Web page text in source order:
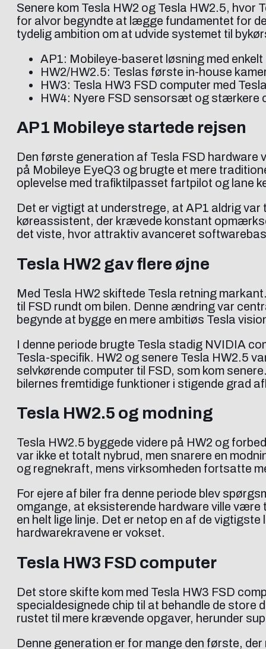
Senere kom Tesla HW2 og Tesla HW2.5,
for alvor begyndte at lægge fundamentet for
tydelig ambition om at udvide systemet til
AP1: Mobileye-baseret løsning med
HW2/HW2.5: Teslas første in-house
HW3: Tesla HW3 FSD computer med
HW4: Nyere FSD sensorsæt og stærkere
AP1 Mobileye startede rejsen
Den første generation af Tesla FSD
på Mobileye EyeQ3 og brugte et mere
oplevelse med trafiktilpasset fartpilot og lane
Det er vigtigt at understrege, at AP1 aldrig
køreassistent, der krævede konstant
det viste, hvor attraktiv avanceret
Tesla HW2 gav flere øjne
Med Tesla HW2 skiftede Tesla retning
til FSD rundt om bilen. Denne ændring var
begynde at bygge en mere ambitiøs Tesla
I denne periode brugte Tesla stadig NVIDIA
Tesla-specifik. HW2 og senere Tesla HW2.5
selvkørende computer til FSD, som kom
bilernes fremtidige funktioner i stigende grad
Tesla HW2.5 og modning
Tesla HW2.5 byggede videre på HW2 og
var ikke et totalt nybrud, men snarere en
og regnekraft, mens virksomheden fortsatte
For ejere af biler fra denne periode blev
omgange, at eksisterende hardware ville
en helt lige linje. Det er netop en af de
hardwarekravene er vokset.
Tesla HW3 FSD computer
Det store skifte kom med Tesla HW3 FSD
specialdesignede chip til at behandle de store
rustet til mere krævende opgaver, herunder
Denne generation er for mange den første,